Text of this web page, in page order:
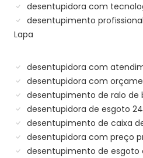
desentupidora com
desentupimento
Lapa
desentupidora com
desentupidora com
desentupimento de ralo de
desentupidora de esgoto
desentupimento de caixa
desentupidora com preço
desentupimento de esgoto